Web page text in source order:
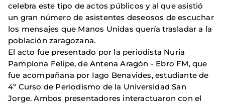
celebra este tipo de actos públicos y al que asistió
un gran número de asistentes deseosos de escuchar
los mensajes que Manos Unidas quería trasladar a la
población zaragozana.
El acto fue presentado por la periodista Nuria
Pamplona Felipe, de Antena Aragón - Ebro FM, que
fue acompañana por Iago Benavides, estudiante de
4º Curso de Periodismo de la Universidad San
Jorge. Ambos presentadores interactuaron con el